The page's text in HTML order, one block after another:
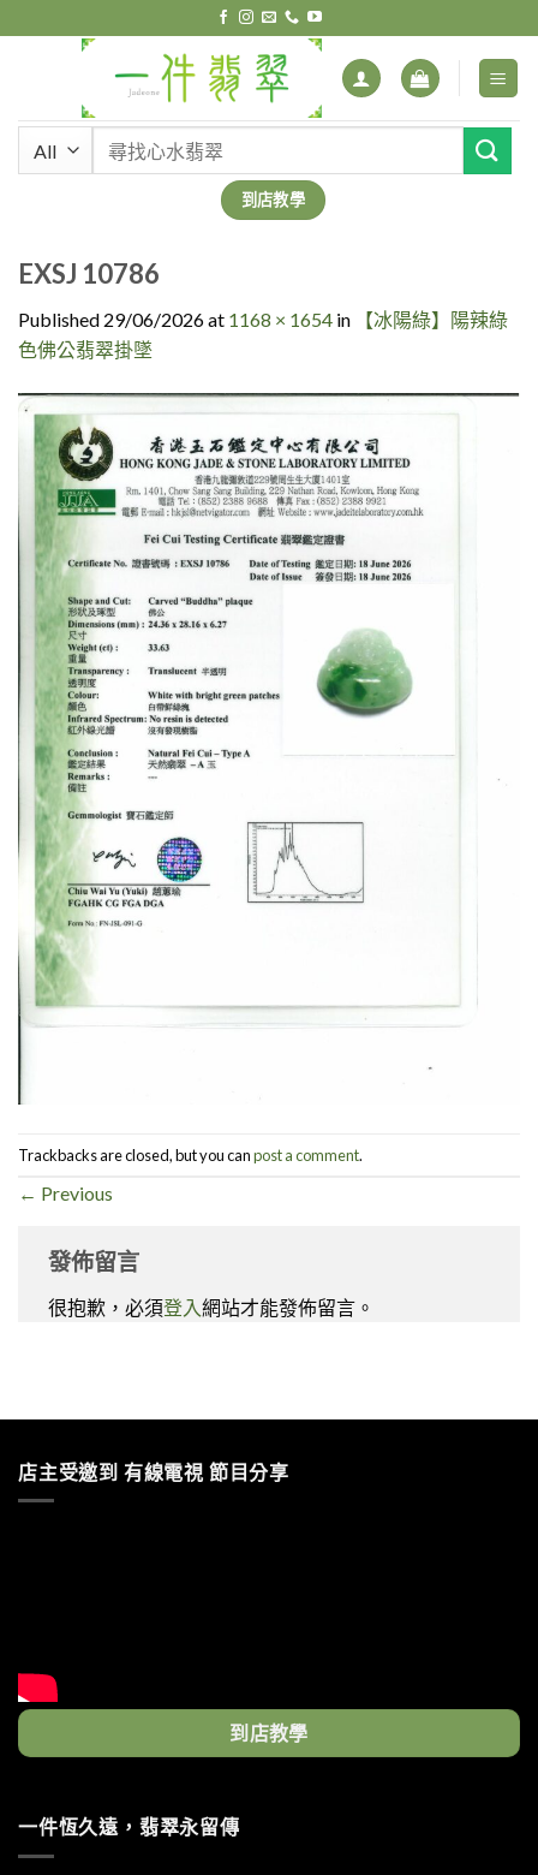
to
到店教學
EXSJ 10786
Published 29/06/2026at 1168 × 1654 in
【冰陽綠】陽辣綠
色佛公翡翠掛墜
Trackbacks are closed, but you canpost a comment.
← Previous
發佈留言
很抱歉，必須登入網站才能發佈留言。
店主受邀到 有線電視 節目分享
到店教學
一件恆久遠，翡翠永留傳